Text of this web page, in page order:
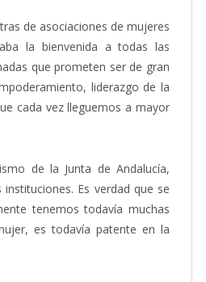
de asociaciones de mujeres
la bienvenida a todas las
que prometen ser de gran
liderazgo de la
cada vez lleguemos a mayor
de la Junta de Andalucía,
Es verdad que se
tenemos todavía muchas
es todavía patente en la